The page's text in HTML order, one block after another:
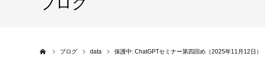
ブログ data 保護中: ChatGPTセミナー第四回め（2025年11月12日